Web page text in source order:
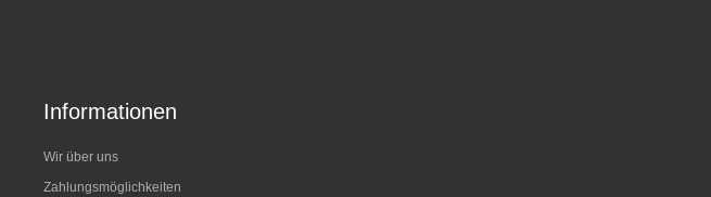
Informationen
Wir über uns
Zahlungsmöglichkeiten